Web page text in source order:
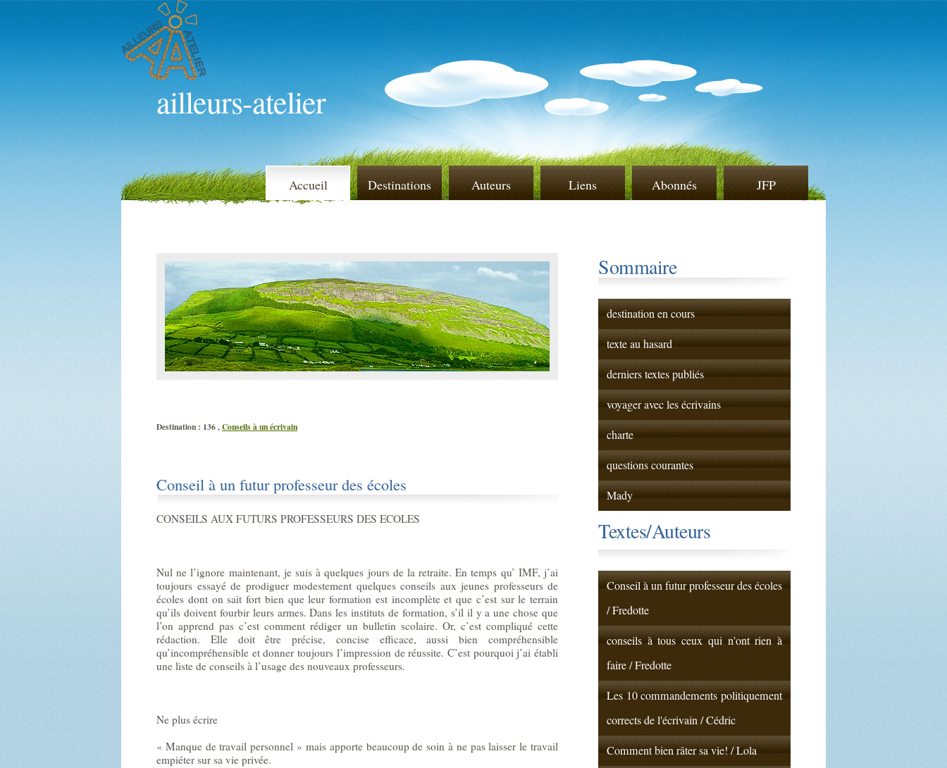
ailleurs-atelier
Accueil Destinations Auteurs Liens Abonnés JFP
Sommaire
destination en cours
texte au hasard
derniers textes publiés
voyager avec les écrivains
charte
questions courantes
Mady
Textes/Auteurs
Conseil à un futur professeur des écoles
/ Fredotte
conseils à tous ceux qui n'ont rien à
faire / Fredotte
Les 10 commandements politiquement
corrects de l'écrivain / Cédric
Comment bien râter sa vie! / Lola
Destination : 136 ,Conseils à un écrivain
Conseil à un futur professeur des écoles
CONSEILS AUX FUTURS PROFESSEURS DES ECOLES
Nul ne l’ignore maintenant, je suis à quelques jours de la retraite. En temps qu’ IMF, j’ai
toujours essayé de prodiguer modestement quelques conseils aux jeunes professeurs de
écoles dont on sait fort bien que leur formation est incomplète et que c’est sur le terrain
qu’ils doivent fourbir leurs armes. Dans les instituts de formation, s’il il y a une chose que
l’on apprend pas c’est comment rédiger un bulletin scolaire. Or, c’est compliqué cette
rédaction. Elle doit être précise, concise efficace, aussi bien compréhensible
qu’incompréhensible et donner toujours l’impression de réussite. C’est pourquoi j’ai établi
une liste de conseils à l’usage des nouveaux professeurs.
Ne plus écrire
« Manque de travail personnel » mais apporte beaucoup de soin à ne pas laisser le travail
empiéter sur sa vie privée.